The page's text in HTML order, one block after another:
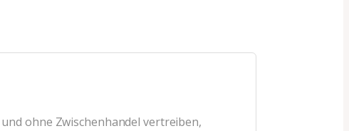
ohne Zwischenhandel vertreiben,